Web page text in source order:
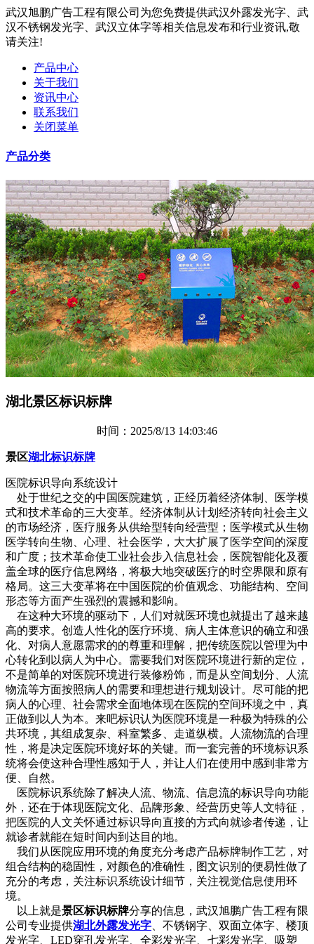
武汉旭鹏广告工程有限公司为您免费提供武汉外露发光字、武
汉不锈钢发光字、武汉立体字等相关信息发布和行业资讯,敬
请关注!
产品中心
关于我们
资讯中心
联系我们
关闭菜单
产品分类
湖北景区标识标牌
时间：2025/8/13 14:03:46
景区湖北标识标牌
医院标识导向系统设计
处于世纪之交的中国医院建筑，正经历着经济体制、医学模
式和技术革命的三大变革。经济体制从计划经济转向社会主义
的市场经济，医疗服务从供给型转向经营型；医学模式从生物
医学转向生物、心理、社会医学，大大扩展了医学空间的深度
和广度；技术革命使工业社会步入信息社会，医院智能化及覆
盖全球的医疗信息网络，将极大地突破医疗的时空界限和原有
格局。这三大变革将在中国医院的价值观念、功能结构、空间
形态等方面产生强烈的震撼和影响。
在这种大环境的驱动下，人们对就医环境也就提出了越来越
高的要求。创造人性化的医疗环境、病人主体意识的确立和强
化、对病人意愿需求的的尊重和理解，把传统医院以管理为中
心转化到以病人为中心。需要我们对医院环境进行新的定位，
不是简单的对医院环境进行装修粉饰，而是从空间划分、人流
物流等方面按照病人的需要和理想进行规划设计。尽可能的把
病人的心理、社会需求全面地体现在医院的空间环境之中，真
正做到以人为本。来吧标识认为医院环境是一种极为特殊的公
共环境，其组成复杂、科室繁多、走道纵横。人流物流的合理
性，将是决定医院环境好坏的关键。而一套完善的环境标识系
统将会使这种合理性感知于人，并让人们在使用中感到非常方
便、自然。
医院标识系统除了解决人流、物流、信息流的标识导向功能
外，还在于体现医院文化、品牌形象、经营历史等人文特征，
把医院的人文关怀通过标识导向直接的方式向就诊者传递，让
就诊者就能在短时间内到达目的地。
我们从医院应用环境的角度充分考虑产品标牌制作工艺，对
组合结构的稳固性，对颜色的准确性，图文识别的便易性做了
充分的考虑，关注标识系统设计细节，关注视觉信息使用环
境。
以上就是景区标识标牌分享的信息，武汉旭鹏广告工程有限
公司专业提供湖北外露发光字 、不锈钢字、双面立体字、楼顶
发光字、LED穿孔发光字、全彩发光字、七彩发光字、吸塑